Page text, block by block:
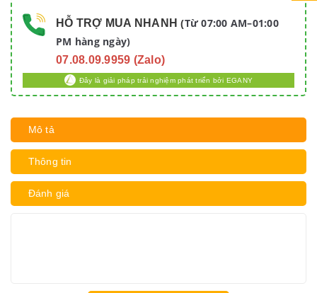
HỖ TRỢ MUA NHANH (Từ 07:00 AM–01:00
PM hàng ngày)
07.08.09.9959 (Zalo)
Đây là giải pháp trải nghiệm phát triển bởi EGANY
Mô tả
Thông tin
Đánh giá